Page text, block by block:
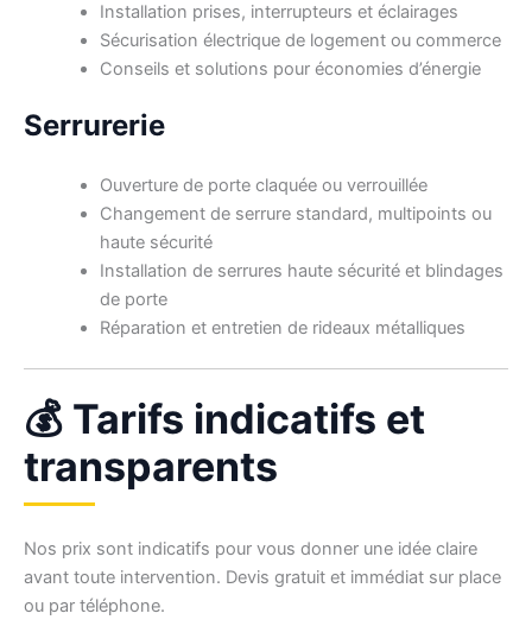
Installation prises, interrupteurs et éclairages
Sécurisation électrique de logement ou commerce
Conseils et solutions pour économies d’énergie
Serrurerie
Ouverture de porte claquée ou verrouillée
Changement de serrure standard, multipoints ou
haute sécurité
Installation de serrures haute sécurité et blindages
de porte
Réparation et entretien de rideaux métalliques
💰 Tarifs indicatifs et
transparents
Nos prix sont indicatifs pour vous donner une idée claire
avant toute intervention. Devis gratuit et immédiat sur place
ou par téléphone.